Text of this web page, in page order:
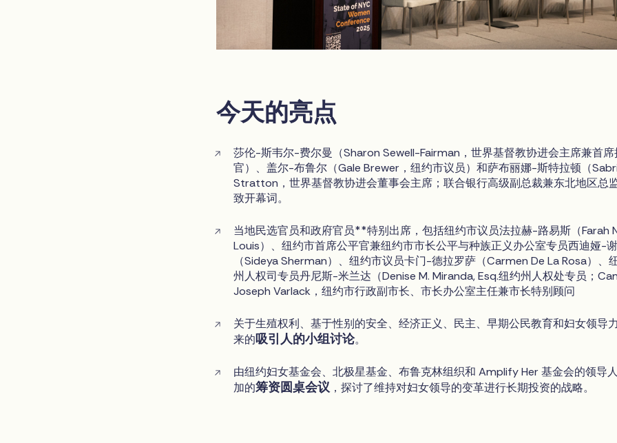
今天的亮点
莎伦-斯韦尔-费尔曼（Sharon Sewell-Fairman，世界基督教协进会主席兼首席
官）、盖尔-布鲁尔（Gale Brewer，纽约市议员）和萨布丽娜-斯特拉顿（
Stratton，世界基督教协进会董事会主席；联合银行高级副总裁兼东北地区总
致开幕词。
当地民选官员和政府官员**特别出席，包括纽约市议员法拉赫-路易斯（Farah
Louis）、纽约市首席公平官兼纽约市市长公平与种族正义办公室专员西迪娅-
（Sideya Sherman）、纽约市议员卡门-德拉罗萨（Carmen De La Rosa）、
州人权司专员丹尼斯-米兰达（Denise M. Miranda, Esq.纽约州人权处专员；
Joseph Varlack，纽约市行政副市长、市长办公室主任兼市长特别顾问
关于生殖权利、基于性别的安全、经济正义、民主、早期公民教育和妇女领导
来的吸引人的小组讨论。
由纽约妇女基金会、北极星基金、布鲁克林组织和 Amplify Her 基金会的领导
加的筹资圆桌会议，探讨了维持对妇女领导的变革进行长期投资的战略。